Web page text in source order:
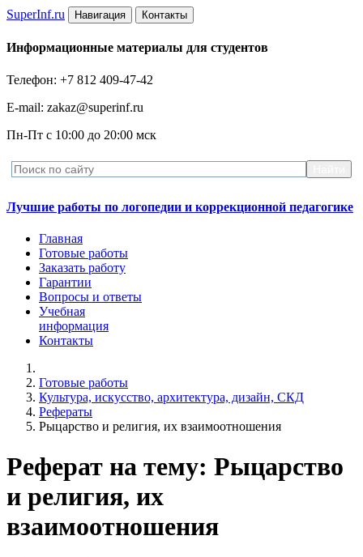
SuperInf.ru Навигация Контакты
Информационные материалы для студентов
Телефон: +7 812 409-47-42
E-mail: zakaz@superinf.ru
Пн-Пт с 10:00 до 20:00 мск
Лучшие работы по логопедии и коррекционной педагогике
Главная
Готовые работы
Заказать работу
Гарантии
Вопросы и ответы
Учебная
информация
Контакты
Готовые работы
Культура, искусство, архитектура, дизайн, СКД
Рефераты
Рыцарство и религия, их взаимоотношения
Реферат на тему: Рыцарство
и религия, их
взаимоотношения